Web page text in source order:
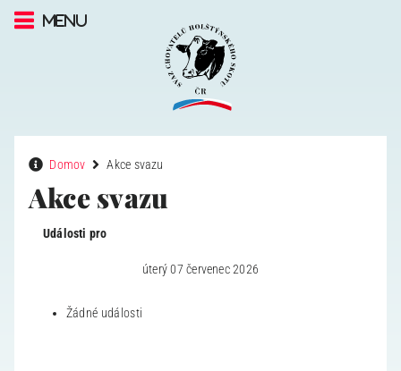
Menu
Domov Akce svazu
Akce svazu
Události pro
úterý 07 červenec 2026
Žádné události